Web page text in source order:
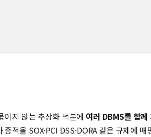
지 않는 추상화 덕분에 여러 DBMS를 함께
을 SOX·PCI DSS·DORA 같은 규제에